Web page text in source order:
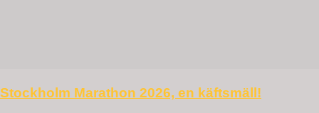
Stockholm Marathon 2026, en käftsmäll!